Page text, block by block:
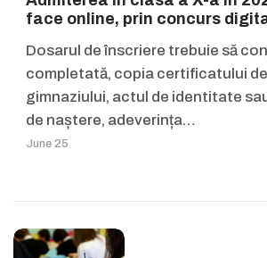
face online, prin concurs
Dosarul de înscriere trebuie să
completată, copia certificatului
gimnaziului, actul de identitate
de naștere, adeverința…
June 25